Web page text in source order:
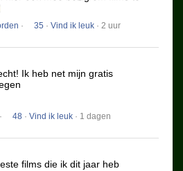
· 35 · Vind ik leuk · 2 uur
Ik heb net mijn gratis
· 48 · Vind ik leuk · 1 dagen
films die ik dit jaar heb